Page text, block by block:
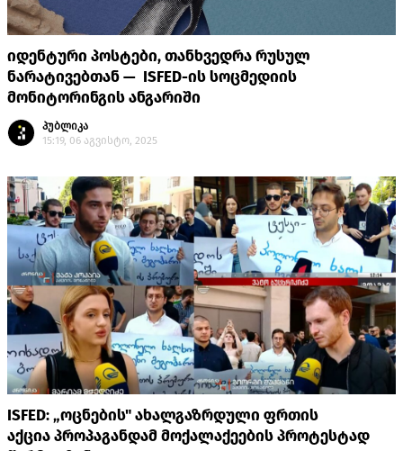
იდენტური პოსტები, თანხვედრა რუსულ
ნარატივებთან — ISFED-ის სოცმედიის
მონიტორინგის ანგარიში
პუბლიკა
15:19, 06 აგვისტო, 2025
ISFED: „ოცნების" ახალგაზრდული ფრთის
აქცია პროპაგანდამ მოქალაქეების პროტესტად